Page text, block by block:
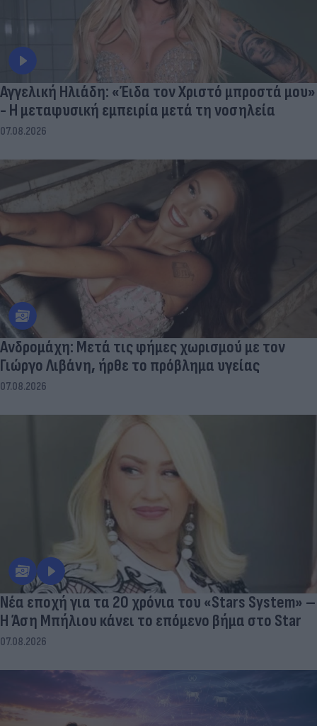
Αγγελική Ηλιάδη: «Έιδα τον Χριστό μπροστά μου»
- Η μεταφυσική εμπειρία μετά τη νοσηλεία
07.08.2026
Aνδρομάχη: Mετά τις φήμες χωρισμού με τον
Γιώργο Λιβάνη, ήρθε το πρόβλημα υγείας
07.08.2026
Νέα εποχή για τα 20 χρόνια του «Stars System» –
Η Άση Μπήλιου κάνει το επόμενο βήμα στο Star
07.08.2026